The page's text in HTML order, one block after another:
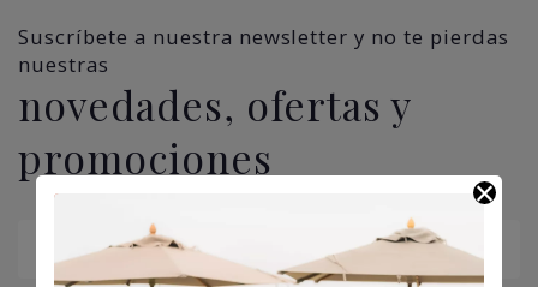
Suscríbete a nuestra newsletter y no te pierdas
nuestras
novedades, ofertas y
promociones